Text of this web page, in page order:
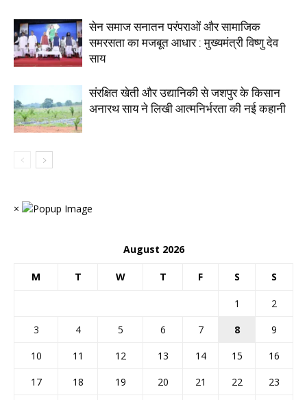
सेन समाज सनातन परंपराओं और सामाजिक
समरसता का मजबूत आधार : मुख्यमंत्री विष्णु देव
साय
संरक्षित खेती और उद्यानिकी से जशपुर के किसान
अनारथ साय ने लिखी आत्मनिर्भरता की नई कहानी
×
August 2026
M T W T F S S
1
2
3
4 5 6 7 8
9
10
11 12 13 14 15
16
17
18 19 20 21 22
23